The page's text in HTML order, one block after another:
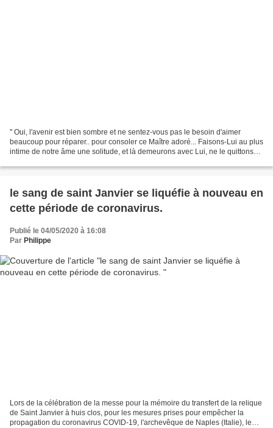
" Oui, l'avenir est bien sombre et ne sentez-vous pas le besoin d'aimer
beaucoup pour réparer.. pour consoler ce Maître adoré... Faisons-Lui au plus
intime de notre âme une solitude, et là demeurons avec Lui, ne le quittons
le sang de saint Janvier se liquéfie à nouveau en
cette période de coronavirus.
Publié le 04/05/2020 à 16:08
Par Philippe
Lors de la célébration de la messe pour la mémoire du transfert de la relique
de Saint Janvier à huis clos, pour les mesures prises pour empêcher la
propagation du coronavirus COVID-19, l'archevêque de Naples (Italie), le